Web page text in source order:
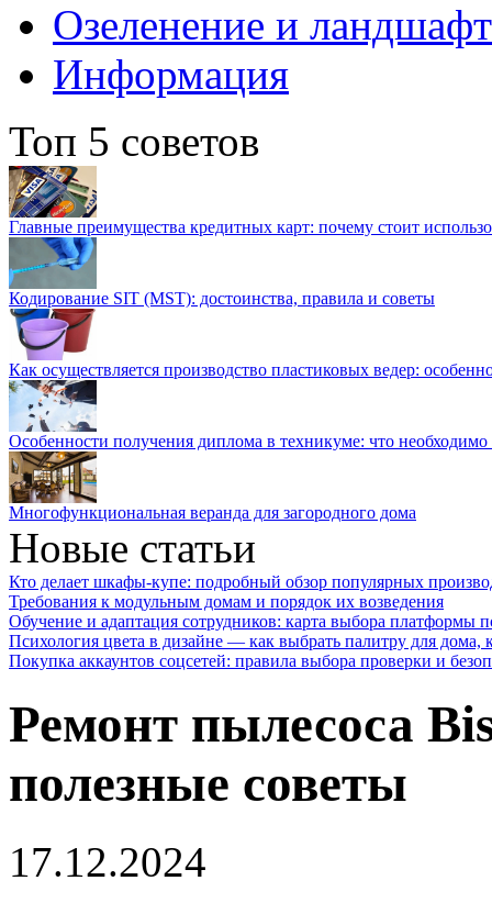
Озеленение и
Информация
Топ 5 советов
Главные преимущества кредитных карт: почему стоит
Кодирование SIT (MST): достоинства, правила и советы
Как осуществляется производство пластиковых ведер:
Особенности получения диплома в техникуме: что необходимо
Многофункциональная веранда для загородного дома
Новые статьи
Кто делает шкафы-купе: подробный обзор популярных
Требования к модульным домам и порядок их возведения
Обучение и адаптация сотрудников: карта выбора платформы
Психология цвета в дизайне — как выбрать палитру для дома,
Покупка аккаунтов соцсетей: правила выбора проверки и
Ремонт пылесоса
полезные советы
17.12.2024